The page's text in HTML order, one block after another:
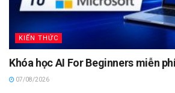
KIẾN THỨC
Khóa học AI For Beginners miễn
07/08/2026